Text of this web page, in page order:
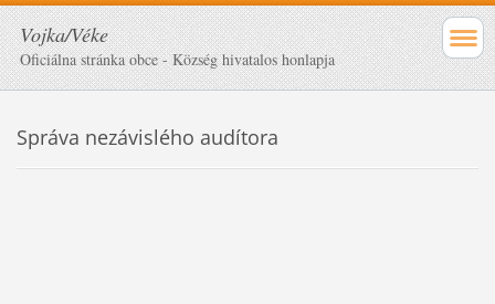
Vojka/Véke
Oficiálna stránka obce - Község hivatalos honlapja
Správa nezávislého audítora